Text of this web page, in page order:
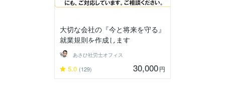
大切な会社の『今と将来を守る』
就業規則を作成します
あさひ社労士オフィス
5.0 (129) 30,000円